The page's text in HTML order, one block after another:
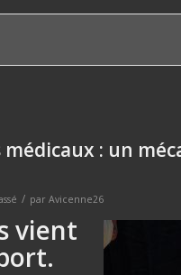
: un
/ parAvicenne26
vient